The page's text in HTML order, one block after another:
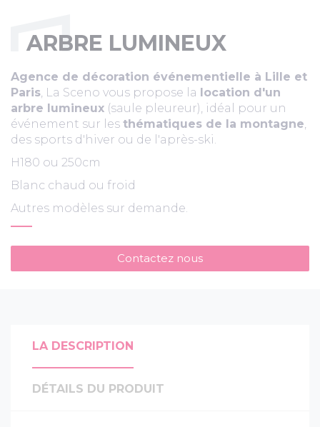
ARBRE LUMINEUX
Agence de décoration événementielle à Lille et
Paris , La Sceno vous propose la location d'un
arbre lumineux (saule pleureur), idéal pour un
événement sur les thématiques de la montagne
des sports d'hiver ou de l'après-ski.
H180 ou 250cm
Blanc chaud ou froid
Autres modèles sur demande.
Contactez nous
LA DESCRIPTION
DÉTAILS DU PRODUIT